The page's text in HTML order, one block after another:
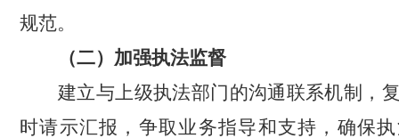
规范。
（二）加强执法监督
建立与上级执法部门的沟通联系机制，
时请示汇报，争取业务指导和支持，确保